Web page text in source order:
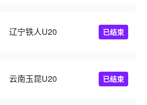
辽宁铁人U20 已结束
云南玉昆U20 已结束